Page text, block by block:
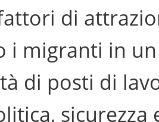
di
i migranti in
di posti di